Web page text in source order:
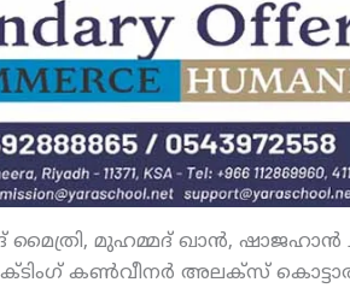
മൈത്രി, മുഹമ്മദ് ഖാന്‍,
കണ്‍വീനര്‍ അലക്‌സ്